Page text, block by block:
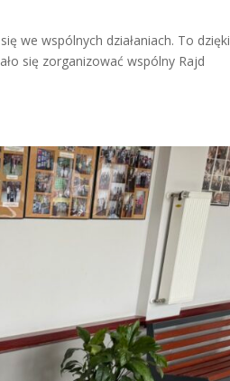
we wspólnych działaniach. To dzięki
się zorganizować wspólny Rajd